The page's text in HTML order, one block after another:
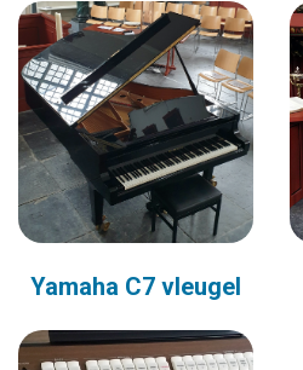
Yamaha C7 vleugel